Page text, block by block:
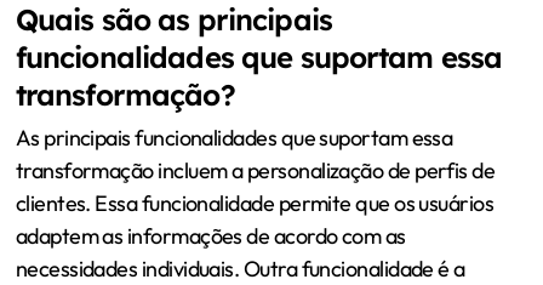
Quais são as principais
funcionalidades que suportam essa
transformação?
As principais funcionalidades que suportam essa
transformação incluem a personalização de perfis de
clientes. Essa funcionalidade permite que os usuários
adaptem as informações de acordo com as
necessidades individuais. Outra funcionalidade é a